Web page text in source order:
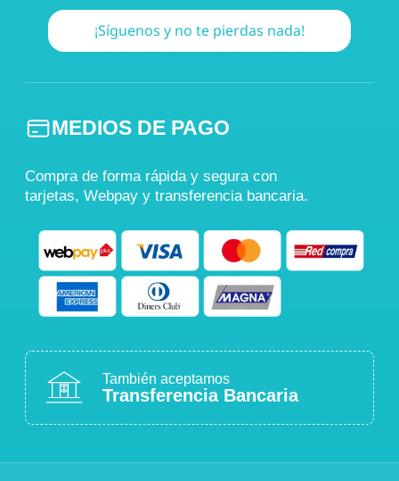
¡Síguenos y no te pierdas nada!
MEDIOS DE PAGO
Compra de forma rápida y segura con
tarjetas, Webpay y transferencia bancaria.
También aceptamos
Transferencia Bancaria